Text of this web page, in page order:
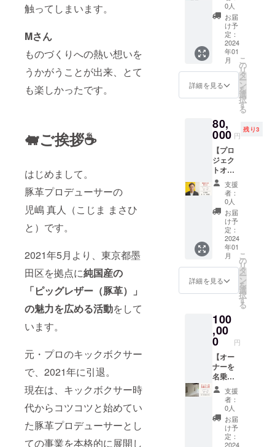
触ってしまいます。
Mさん
ものづくりへの熱い想いを
うかがうことが出来、とて
も楽しかったです。
🐖ご挨拶☕️
はじめまして。
豚革プロデューサーの
児嶋 真人（こじま まさひ
と）です。
2021年5月より、東京都墨
田区を拠点に純国産の
「ピッグレザー（豚革）」
の魅力を広める活動をして
います。
元・プロのキックボクサー
で、2021年に引退。
現在は、キックボクサー時
代からコツコツと始めてい
た豚革プロデューサーとし
ての事業を本格的に展開し
掲載す
るお名
前を備
考欄に
ご記入
くださ
い。 ※
ニック
ネーム
掲載期
間は
2024年
1月から
3ヶ月で
す。
す。 掲
載サイ
ズ縦5㎝
×横10㎝
「ピッ
グレ
ザーの
お店」
にスポ
力を貸
してい
ただけ
ると嬉
しいで
す。 ※
掲載す
るお名
前を備
考欄に
ご記入
くださ
い。 ※
ニック
ネーム
でも可
能で
2024年
1月から
3ヶ月で
す。
オー
ナー児
嶋との
雑談30
「ピッ
グレ
ザーと
の出会
い」
「ブラ
ち上げ
につい
て」
「ピッ
グレ
ザーの
魅力の
話」
「なん
でカ
フェ
バーを
併設す
るの
か」
「キッ
クボク
どなど
30分間
お話を
しま
しょ
う！
※2024
年1月以
降に日
程を合
わせて
zoomで
行いま
0人
お届
け予
定：
2024
年01
月
詳細を見る
こ
の
リ
タ
ー
ン
を
選
択
す
る
80,
000 円
残り3
【プロ
ジェク
トオー
ナー児
嶋を1日
使える
券】
2024年
1月以
降
月、
火、水
のどこ
か1日
(8:00-
18:00)
利用い
ただけ
ます。
「公序
良俗に
反する
内容、
法令に
違反す
る内容
などは
お受け
できま
支援
者：
0人
お届
け予
定：
2024
年01
月
詳細を見る
こ
の
リ
タ
ー
ン
を
選
択
す
る
100
,00
0 円
【オー
ナーを
名乗れ
る権利
（虚
無）】
ピッグ
レザー
ショッ
支援
者：
0人
お届
け予
定：
2024